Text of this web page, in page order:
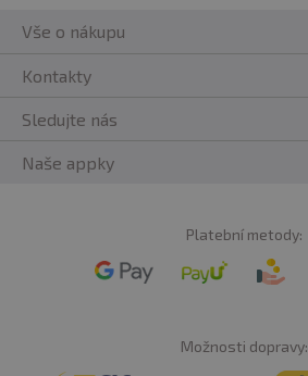
Vše o nákupu
Kontakty
Sledujte nás
Naše appky
Platební metody:
Možnosti dopravy: